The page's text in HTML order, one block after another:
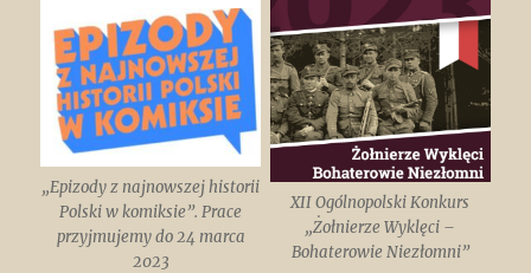
„Epizody z najnowszej historii
Polski w komiksie”. Prace
przyjmujemy do 24 marca
2023
XII Ogólnopolski Konkurs
„Żołnierze Wyklęci –
Bohaterowie Niezłomni”